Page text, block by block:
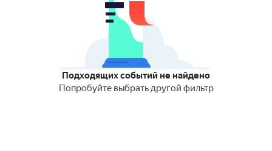
Подходящих событий не найдено
Попробуйте выбрать другой фильтр